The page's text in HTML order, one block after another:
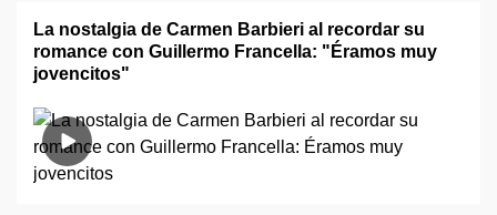
La nostalgia de Carmen Barbieri al recordar su
romance con Guillermo Francella: "Éramos muy
jovencitos"